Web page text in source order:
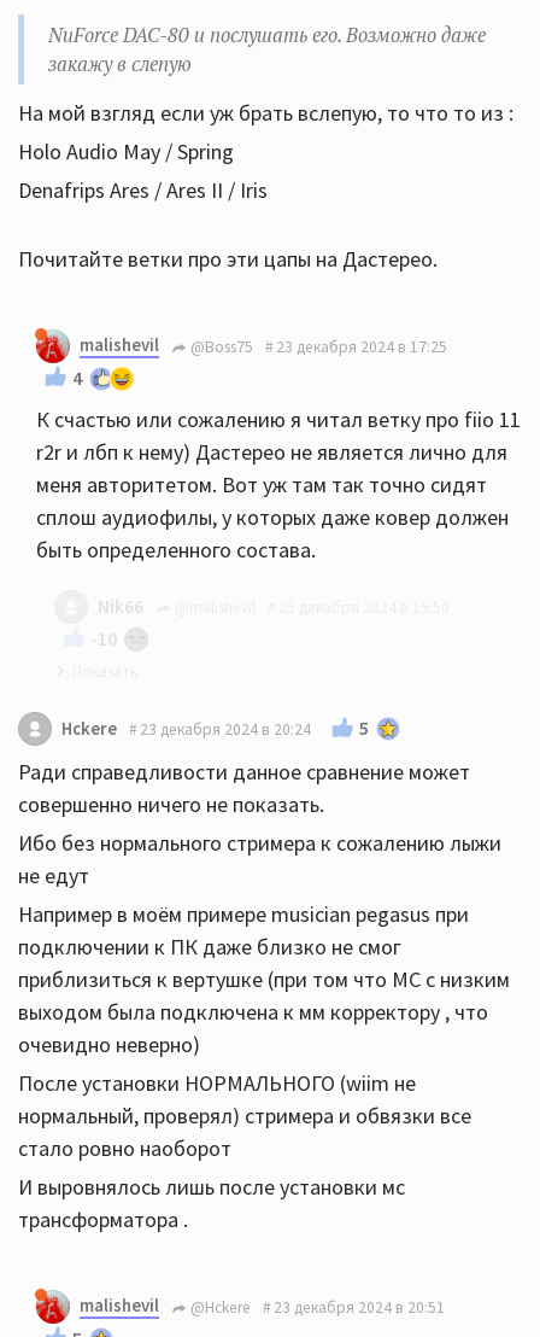
NuForce DAC-80 и послушать его. Возможно даже
закажу в слепую
На мой взгляд если уж брать вслепую, то что то из :
Holo Audio May / Spring
Denafrips Ares / Ares II / Iris
Почитайте ветки про эти цапы на Дастерео.
malishevil @Boss75 23 декабря 2024 в 17:25
4
К счастью или сожалению я читал ветку про fiio 11
r2r и лбп к нему) Дастерео не является лично для
меня авторитетом. Вот уж там так точно сидят
сплош аудиофилы, у которых даже ковер должен
быть определенного состава.
Nik66
-10
Дак вы читайте только что будет полезно для
вас, на ковер не обращайте внимание
Hckere 23 декабря 2024 в 20:24 5
Ради справедливости данное сравнение может
совершенно ничего не показать.
Ибо без нормального стримера к сожалению лыжи
не едут
Например в моём примере musician pegasus при
подключении к ПК даже близко не смог
приблизиться к вертушке (при том что МС с низким
выходом была подключена к мм корректору , что
очевидно неверно)
После установки НОРМАЛЬНОГО (wiim не
нормальный, проверял) стримера и обвязки все
стало ровно наоборот
И выровнялось лишь после установки мс
трансформатора .
malishevil @Hckere 23 декабря 2024 в 20:51